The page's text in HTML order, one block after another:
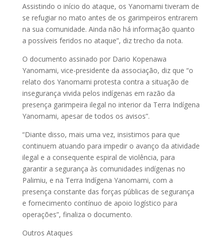
Assistindo o início do ataque, os Yanomami tiveram de
se refugiar no mato antes de os garimpeiros entrarem
na sua comunidade. Ainda não há informação quanto
a possíveis feridos no ataque”, diz trecho da nota.
O documento assinado por Dario Kopenawa
Yanomami, vice-presidente da associação, diz que “o
relato dos Yanomami protesta contra a situação de
insegurança vivida pelos indígenas em razão da
presença garimpeira ilegal no interior da Terra Indígena
Yanomami, apesar de todos os avisos”.
“Diante disso, mais uma vez, insistimos para que
continuem atuando para impedir o avanço da atividade
ilegal e a consequente espiral de violência, para
garantir a segurança às comunidades indígenas no
Palimiu, e na Terra Indígena Yanomami, com a
presença constante das forças públicas de segurança
e fornecimento contínuo de apoio logístico para
operações”, finaliza o documento.
Outros Ataques